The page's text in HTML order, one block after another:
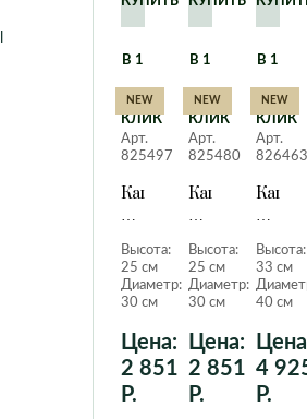
В 1
КЛИК
В 1
КЛИК
В 1
КЛИК
NEW
Арт.
825497
Кашпо
Артевази
Horizon
D30
H25
мускатный
орех
матовое
Высота:
25 см
Диаметр:
30 см
Цена:
2 851
Р.
NEW
Арт.
825480
Кашпо
Артевази
Horizon
D30
H25
антрацит
матовое
Высота:
25 см
Диаметр:
30 см
Цена:
2 851
Р.
NEW
Арт.
826463
Кашпо
D40
H33
серый
Высота:
33 см
40 см
4
Р.